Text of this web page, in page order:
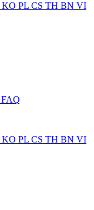
KO PL CS TH BN VI
FAQ
KO PL CS TH BN VI